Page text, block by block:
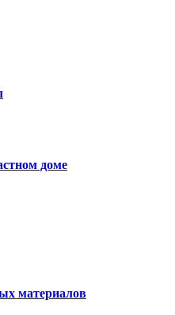
доме
материалов